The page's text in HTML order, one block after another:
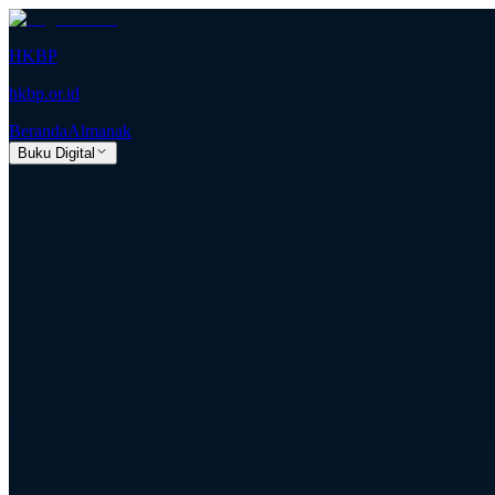
HKBP
hkbp.or.id
BerandaAlmanak
Buku Digital